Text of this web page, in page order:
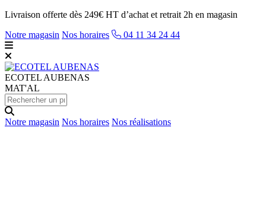
Livraison offerte dès 249€ HT d’achat et retrait 2h en magasin
Notre magasin Nos horaires 04 11 34 24 44
ECOTEL AUBENAS
MAT'AL
Notre magasin Nos horaires Nos réalisations